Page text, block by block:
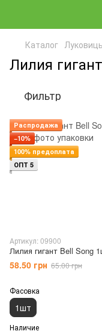
Каталог
Лилия гигант
Фильтр
Распродажа
−10%
100% предоплата
ОПТ 5
Артикул: 09900
Лилия гигант Bell Song
58.50 грн 65.00 грн
Фасовка
1шт
Наличие